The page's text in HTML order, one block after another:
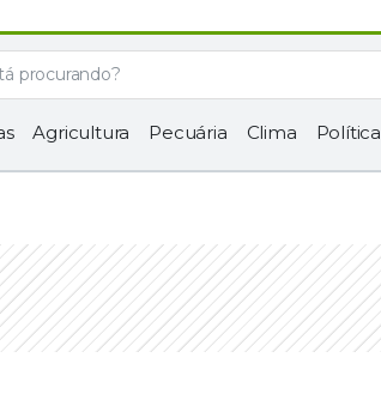
Agricultura Pecuária Clima Política